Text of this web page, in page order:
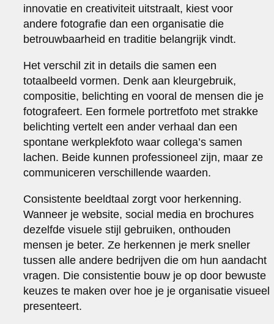
innovatie en creativiteit uitstraalt, kiest voor
andere fotografie dan een organisatie die
betrouwbaarheid en traditie belangrijk vindt.
Het verschil zit in details die samen een
totaalbeeld vormen. Denk aan kleurgebruik,
compositie, belichting en vooral de mensen die je
fotografeert. Een formele portretfoto met strakke
belichting vertelt een ander verhaal dan een
spontane werkplekfoto waar collega’s samen
lachen. Beide kunnen professioneel zijn, maar ze
communiceren verschillende waarden.
Consistente beeldtaal zorgt voor herkenning.
Wanneer je website, social media en brochures
dezelfde visuele stijl gebruiken, onthouden
mensen je beter. Ze herkennen je merk sneller
tussen alle andere bedrijven die om hun aandacht
vragen. Die consistentie bouw je op door bewuste
keuzes te maken over hoe je je organisatie visueel
presenteert.